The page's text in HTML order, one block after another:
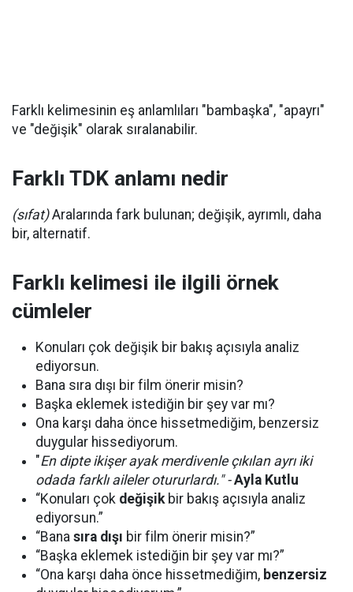
Farklı kelimesinin eş anlamlıları "bambaşka", "apayrı"
ve "değişik" olarak sıralanabilir.
Farklı TDK anlamı nedir
(sıfat)Aralarında fark bulunan; değişik, ayrımlı, daha
bir, alternatif.
Farklı kelimesi ile ilgili örnek
cümleler
Konuları çok değişik bir bakış açısıyla analiz
ediyorsun.
Bana sıra dışı bir film önerir misin?
Başka eklemek istediğin bir şey var mı?
Ona karşı daha önce hissetmediğim, benzersiz
duygular hissediyorum.
"En dipte ikişer ayak merdivenle çıkılan ayrı iki
odada farklı aileler otururlardı." - Ayla Kutlu
“Konuları çok değişikbir bakış açısıyla analiz
ediyorsun.”
“Bana sıra dışı bir film önerir misin?”
“Başka eklemek istediğin bir şey var mı?”
“Ona karşı daha önce hissetmediğim, benzersiz